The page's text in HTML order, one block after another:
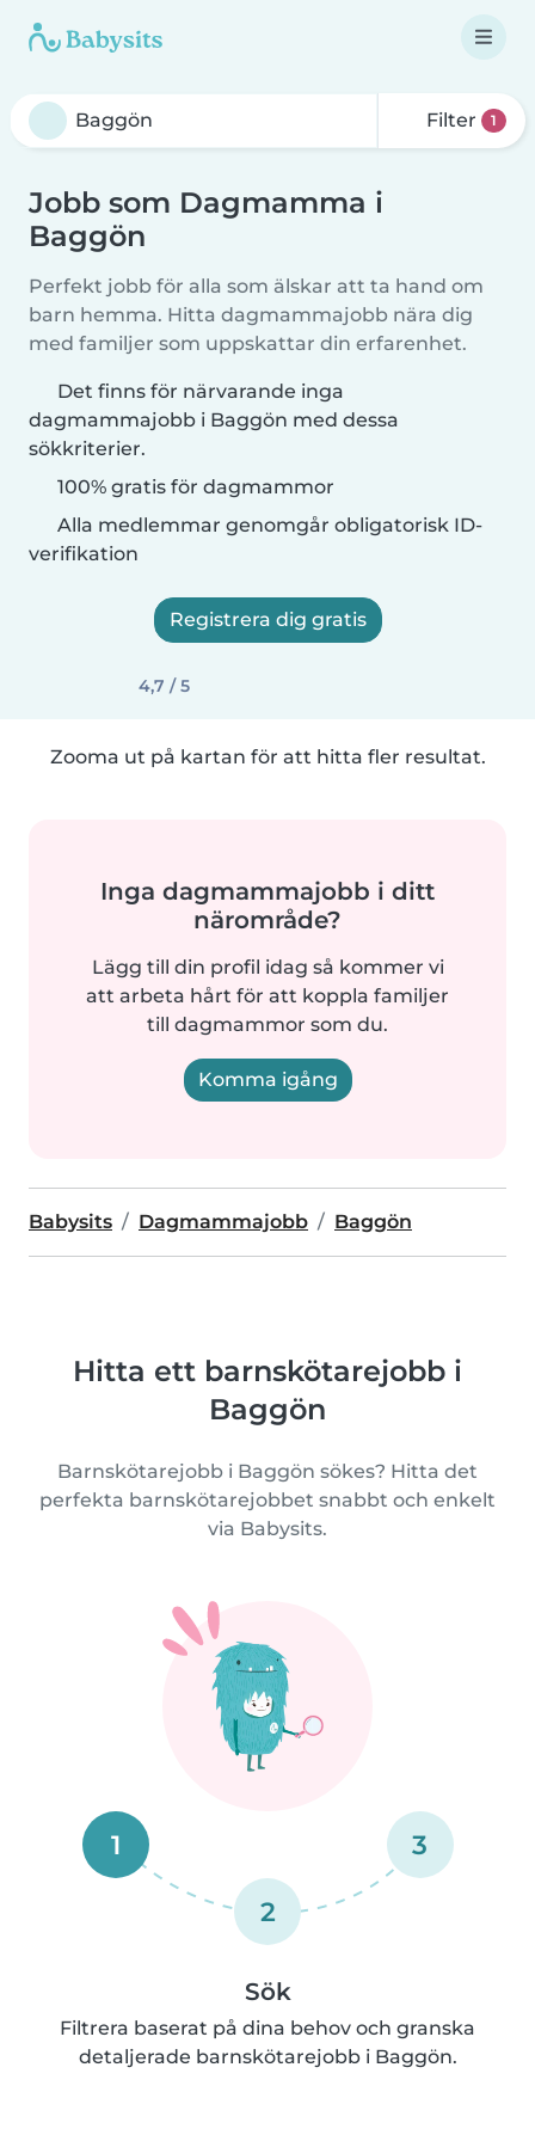
Filter 1
Jobb som Dagmamma i
Baggön
Perfekt jobb för alla som älskar att ta hand om
barn hemma. Hitta dagmammajobb nära dig
med familjer som uppskattar din erfarenhet.
Det finns för närvarande inga
dagmammajobb i Baggön med dessa
sökkriterier.
100% gratis för dagmammor
Alla medlemmar genomgår obligatorisk ID-
verifikation
Registrera dig gratis
4,7 / 5
Zooma ut på kartan för att hitta fler resultat.
Inga dagmammajobb i ditt
närområde?
Lägg till din profil idag så kommer vi
att arbeta hårt för att koppla familjer
till dagmammor som du.
Komma igång
Babysits Dagmammajobb Baggön
Hitta ett barnskötarejobb i
Baggön
Barnskötarejobb i Baggön sökes? Hitta det
perfekta barnskötarejobbet snabbt och enkelt
via Babysits.
1
2
3
Sök
Filtrera baserat på dina behov och granska
detaljerade barnskötarejobb i Baggön.